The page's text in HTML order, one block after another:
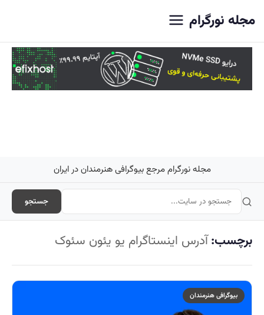
مجله نورگرام
مجله نورگرام مرجع بیوگرافی هنرمندان در ایران
جستجو
برچسب:آدرس اینستاگرام یو یئون سئوک
بیوگرافی هنرمندان